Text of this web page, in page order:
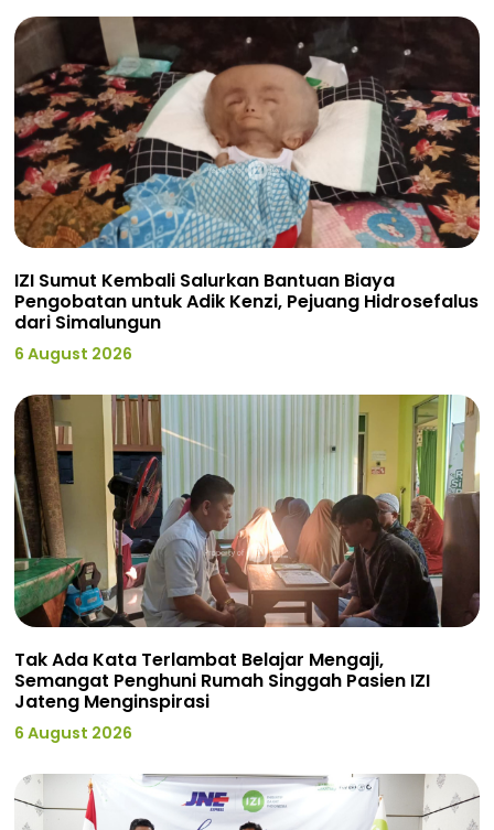
IZI Sumut Kembali Salurkan Bantuan Biaya
Pengobatan untuk Adik Kenzi, Pejuang Hidrosefalus
dari Simalungun
6 August 2026
Tak Ada Kata Terlambat Belajar Mengaji,
Semangat Penghuni Rumah Singgah Pasien IZI
Jateng Menginspirasi
6 August 2026